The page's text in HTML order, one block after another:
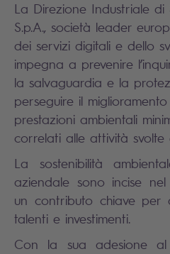
La Direzione Industriale
S.p.A., società leader
dei servizi digitali e dello
impegna a prevenire
la salvaguardia e la
perseguire il
prestazioni ambientali
correlati alle attività
La sostenibilità
aziendale sono incise
un contributo chiave per
talenti e investimenti.
Con la sua adesione